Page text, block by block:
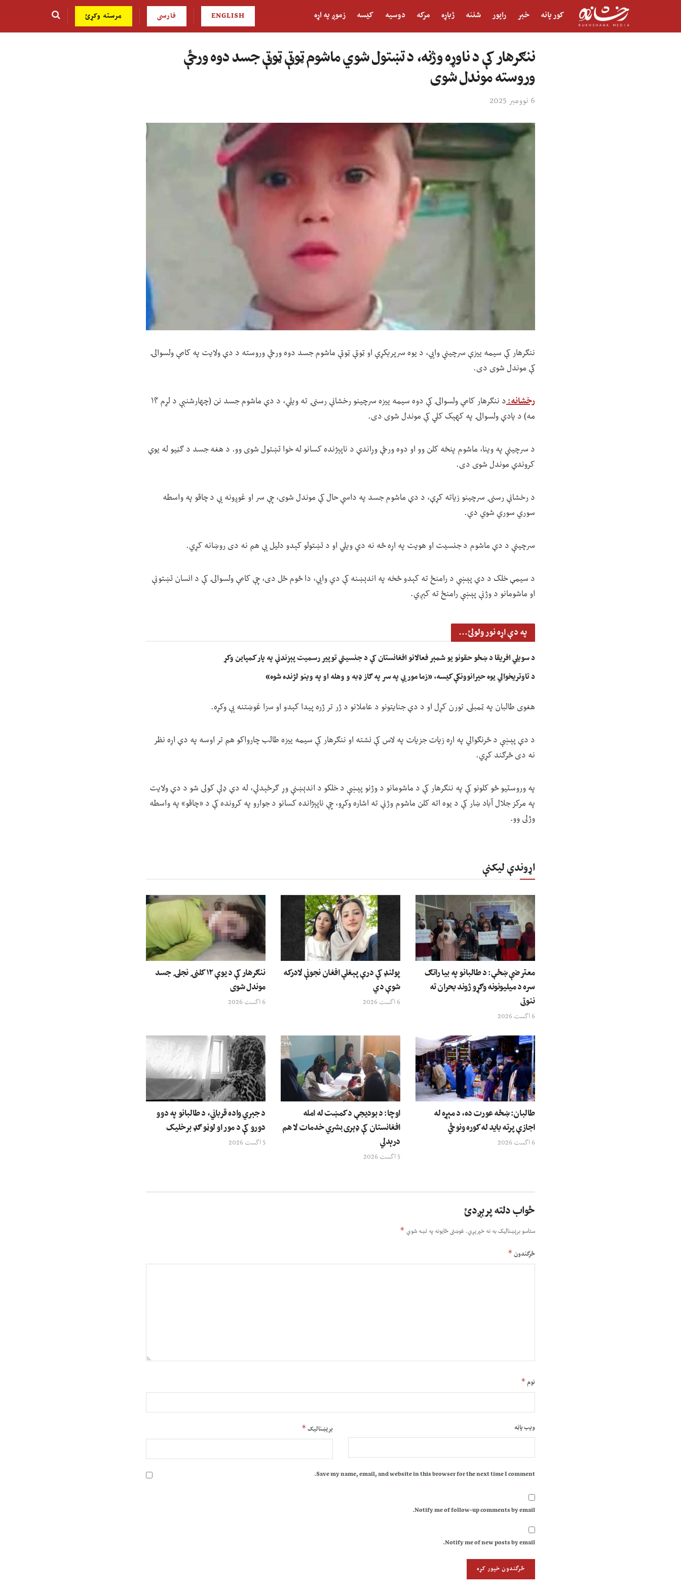
کور پانه خبر راپور شننه ژباړه مرکه دوسیه کیسه زموږ په اړه ENGLISH فارسی مرسته وکړئ
ننګرهار کې د ناوړه وژنه، د تښتول شوي ماشوم ټوټې ټوټې جسد دوه ورځې
وروسته موندل شوی
6 نوومبر 2025
ننګرهار کې سیمه ییزې سرچینې وايي، د یوه سرپرېکړي او ټوټې ټوټې ماشوم جسد دوه ورځې وروسته د دې ولایت په کامې ولسوالۍ
کې موندل شوی دی.
رخشانه:
د ننګرهار کامې ولسوالۍ کې دوه سیمه ییزه سرچینو رخشانې رسنۍ ته ویلي، د دې ماشوم جسد نن (چهارشنبې د لړم ۱۴
مه) د یادې ولسوالۍ په کهېک کلي کې موندل شوی دی.
د سرچینې په وینا، ماشوم پنځه کلن وو او دوه ورځې وړاندې د ناپېژنده کسانو له خوا تښتول شوی وو. د هغه جسد د ګڼیو له یوې
کروندې موندل شوی دی.
د رخشانې رسنۍ سرچینو زیاته کړې، د دې ماشوم جسد په داسې حال کې موندل شوی، چې سر او غوږونه یې د چاقو په واسطه
سوري سوري شوي دي.
سرچینې د دې ماشوم د جنسیت او هویت په اړه څه نه دي ویلي او د تښتولو کېدو دلیل یې هم نه دی روښانه کړي.
د سیمې خلک د دې پېښې د رامنځ ته کېدو څخه په اندېښنه کې دي وايي، دا څوم ځل دی، چې کامې ولسوالۍ کې د انسان تښتونې
او ماشومانو د وژنې پېښې رامنځ ته کېږي.
په دې اړه نور ولولئ...
د سویلي افریقا د ښځو حقونو یو شمېر فعالانو افغانستان کې د جنسیتي توپیر رسمیت پېزندنې په پار کمپاین وکړ
د تاوتریخوالي یوه حیرانوونکې کیسه، «زما مور یې په سر په ګاز ډبه و وهله او په وینو لژنده شوه»
هغوی طالبان په ټمبلۍ تورن کړل او د دې جنایتونو د عاملانو د ژر تر ژره پیدا کېدو او سزا غوښتنه یې وکړه.
د دې پېښې د څرنګوالي په اړه زیات جزیات په لاس کې نشته او ننګرهار کې سیمه ییزه طالب چارواکو هم تر اوسه په دې اړه نظر
نه دی څرګند کړي.
په وروستیو څو کلونو کې په ننګرهار کې د ماشومانو د وژنو پېښې د خلکو د اندېښنې وړ ګرځېدلې، له دې ډلې کولی شو د دې ولایت
په مرکز جلال آباد ښار کې د یوه اته کلن ماشوم وژنې ته اشاره وکړو، چې ناپېژانده کسانو د جوارو په کرونده کې د «چاقو» په واسطه
وژلی وو.
اړوندې لیکنې
معترضې ښځې: د طالبانو په بیا راتګ
سره د میلیونونه وګړو ژوند بحران ته
ننوتی
6 اگست 2026
پولنډ کې درې پېغلې افغان نجونې لادرکه
شوې دي
6 اگست 2026
ننګرهار کې د یوې ۱۲ کلنۍ نجلۍ جسد
موندل شوی
6 اگست 2026
طالبان: ښځه عورت ده، د مېړه له
اجازې پرته باید له کوره ونوځي
6 اگست 2026
اوچا: د بودیجې د کمښت له امله
افغانستان کې ډېری بشري خدمات لا هم
درېدلي
5 اگست 2026
د جبري واده قرباني، د طالبانو په دوو
دورو کې د مور او لوڼو ګډ برخلیک
5 اگست 2026
ځواب دلته پرېږدئ
ستاسو برېښناليک به نه خپريږي.غوښتى ځایونه په نښه شوي *
څرگندون*
نوم*
بریښنالیک* ویب پاڼه
Save my name, email, and website in this browser for the next time I comment.
Notify me of follow-up comments by email.
Notify me of new posts by email.